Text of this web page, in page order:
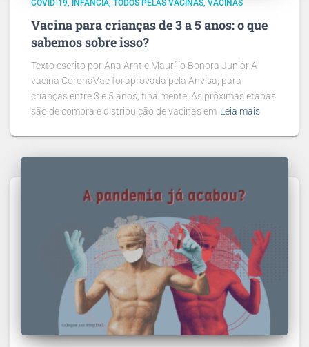
COVID-19 INFÂNCIA TODOS PELAS VACINAS VACINAS
Vacina para crianças de 3 a 5 anos: o que
sabemos sobre isso?
Texto escrito por Ana Arnt e Maurílio Bonora Junior A
vacina CoronaVac foi aprovada pela Anvisa, para
crianças entre 3 e 5 anos, finalmente! As próximas etapas
são de compra e distribuição de vacinas em Leia mais